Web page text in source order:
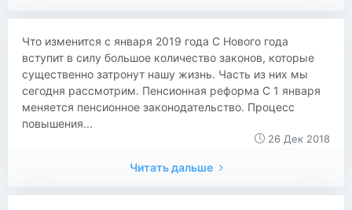
​​Что изменится с января 2019 года С Нового года
вступит в силу большое количество законов, которые
существенно затронут нашу жизнь. Часть из них мы
сегодня рассмотрим. Пенсионная реформа С 1 января
меняется пенсионное законодательство. Процесс
повышения...
26 Дек 2018
Читать дальше